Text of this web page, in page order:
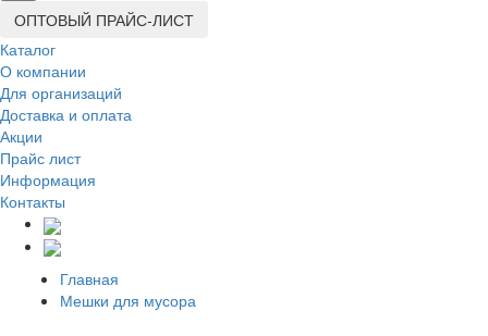
ОПТОВЫЙ ПРАЙС-ЛИСТ
Каталог
О компании
Для организаций
Доставка и оплата
Акции
Прайс лист
Информация
Контакты
Главная
Мешки для мусора